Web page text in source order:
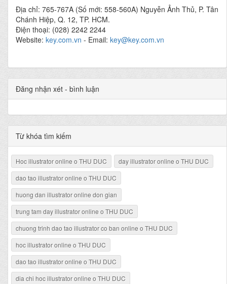
Địa chỉ: 765-767A (Số mới: 558-560A) Nguyễn Ảnh Thủ, P. Tân
Chánh Hiệp, Q. 12, TP. HCM.
Điện thoại: (028) 2242 2244
Website: key.com.vn - Email: key@key.com.vn
Đăng nhận xét - bình luận
Từ khóa tìm kiếm
Hoc illustrator online o THU DUC
day illustrator online o THU DUC
dao tao illustrator online o THU DUC
huong dan illustrator online don gian
trung tam day illustrator online o THU DUC
chuong trinh dao tao illustrator co ban online o THU DUC
hoc illustrator online o THU DUC
dao tao illustrator online o THU DUC
dia chi hoc illustrator online o THU DUC